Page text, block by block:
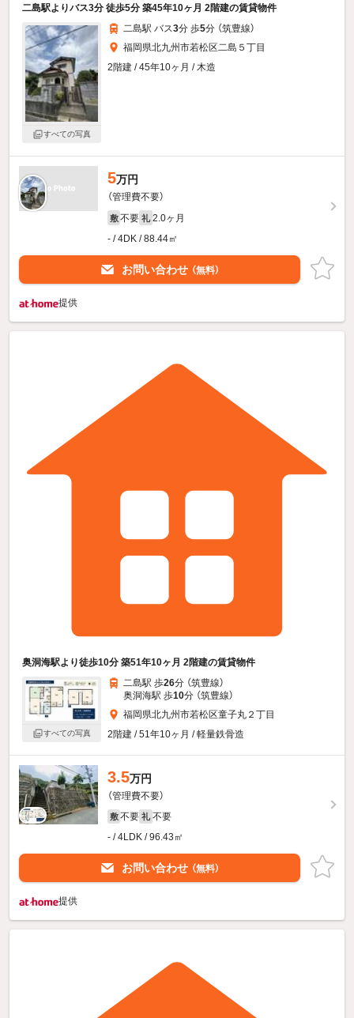
二島駅よりバス3分 徒歩5分 築45年10ヶ月 2階建の賃貸物件
すべての写真
二島駅 バス3分 歩5分 （筑豊線）
福岡県北九州市若松区二島５丁目
2階建 / 45年10ヶ月 / 木造
5万円
（管理費不要）
敷 不要 礼 2.0ヶ月
- / 4DK / 88.44㎡
お問い合わせ （無料）
提供
奥洞海駅より徒歩10分 築51年10ヶ月 2階建の賃貸物件
すべての写真
二島駅 歩26分 （筑豊線）
奥洞海駅 歩10分 （筑豊線）
福岡県北九州市若松区童子丸２丁目
2階建 / 51年10ヶ月 / 軽量鉄骨造
3.5万円
（管理費不要）
敷 不要 礼 不要
- / 4LDK / 96.43㎡
お問い合わせ （無料）
提供